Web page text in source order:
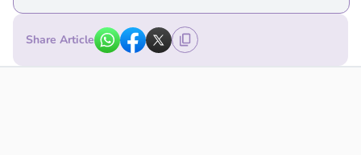
Share Article